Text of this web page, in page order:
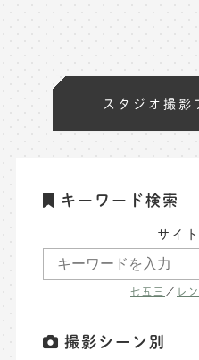
スタジオ撮影
キーワード検索
サイ
七五三 ／ レ
撮影シーン別